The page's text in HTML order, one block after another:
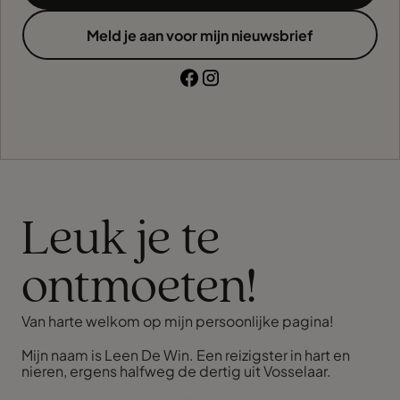
Meld je aan voor mijn nieuwsbrief
Leuk je te
ontmoeten!
Van harte welkom op mijn persoonlijke pagina!
Mijn naam is Leen De Win. Een reizigster in hart en
nieren, ergens halfweg de dertig uit Vosselaar.